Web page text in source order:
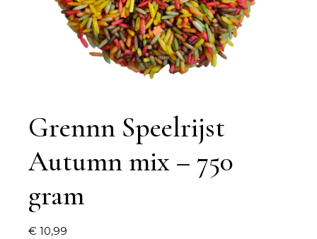
Grennn Speelrijst
Autumn mix – 750
gram
€ 10,99